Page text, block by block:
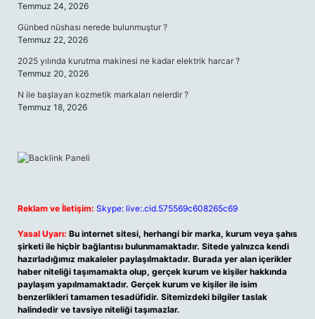
Temmuz 24, 2026
Günbed nüshası nerede bulunmuştur ?
Temmuz 22, 2026
2025 yılında kurutma makinesi ne kadar elektrik harcar ?
Temmuz 20, 2026
N ile başlayan kozmetik markaları nelerdir ?
Temmuz 18, 2026
Reklam ve İletişim: Skype: live:.cid.575569c608265c69
Yasal Uyarı: Bu internet sitesi, herhangi bir marka, kurum veya şahıs
şirketi ile hiçbir bağlantısı bulunmamaktadır. Sitede yalnızca kendi
hazırladığımız makaleler paylaşılmaktadır. Burada yer alan içerikler
haber niteliği taşımamakta olup, gerçek kurum ve kişiler hakkında
paylaşım yapılmamaktadır. Gerçek kurum ve kişiler ile isim
benzerlikleri tamamen tesadüfidir. Sitemizdeki bilgiler taslak
halindedir ve tavsiye niteliği taşımazlar.